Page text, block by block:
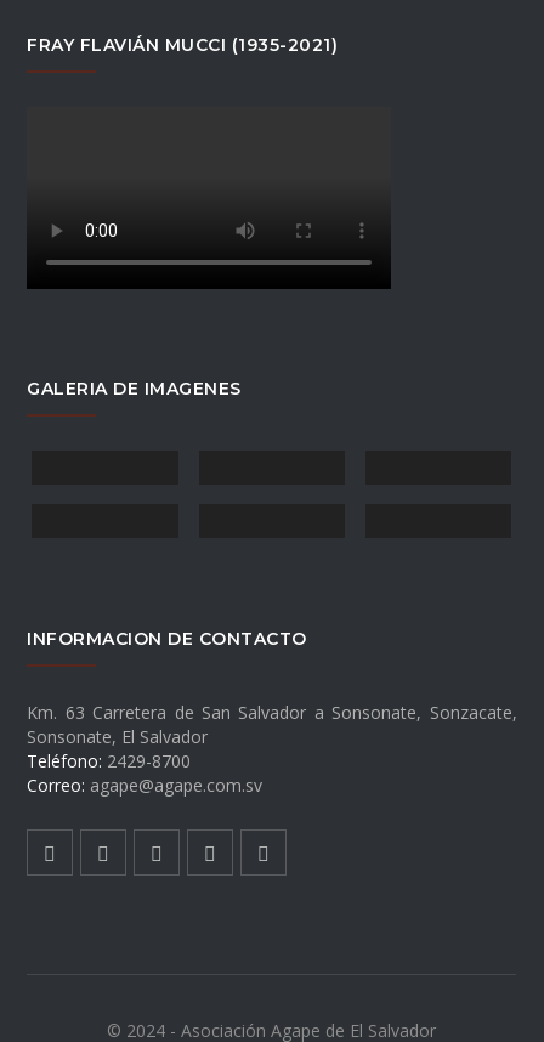
FRAY FLAVIÁN MUCCI (1935-2021)
GALERIA DE IMAGENES
INFORMACION DE CONTACTO
Km. 63 Carretera de San Salvador a Sonsonate, Sonzacate,
Sonsonate, El Salvador
Teléfono: 2429-8700
Correo: agape@agape.com.sv
© 2024 - Asociación Agape de El Salvador